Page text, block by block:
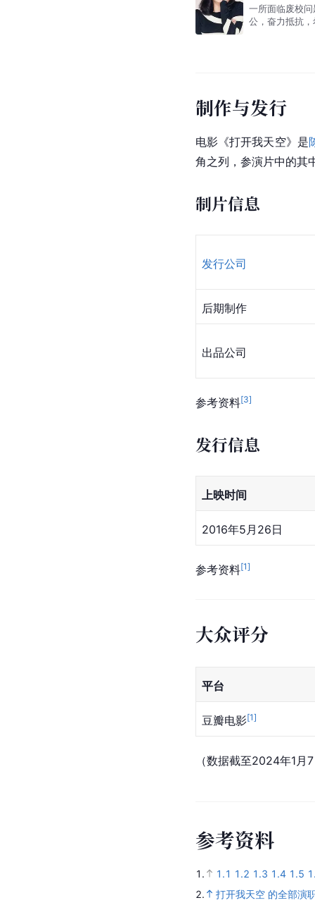
一所面临废校
公，奋力抵抗
制作与发行
电影《打开我天空》是
角之列，参演片中的其
制片信息
发行公司
后期制作
出品公司
参考资料[3]
发行信息
上映时间
2016年5月26日
参考资料[1]
大众评分
平台
豆瓣电影[1]
（数据截至2024年1月
参考资料
1. 1.1 1.2 1.3 1.4 1.5
2.
打开我天空 的全部演